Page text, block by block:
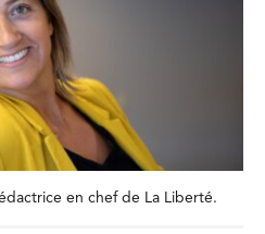
en chef de La Liberté.